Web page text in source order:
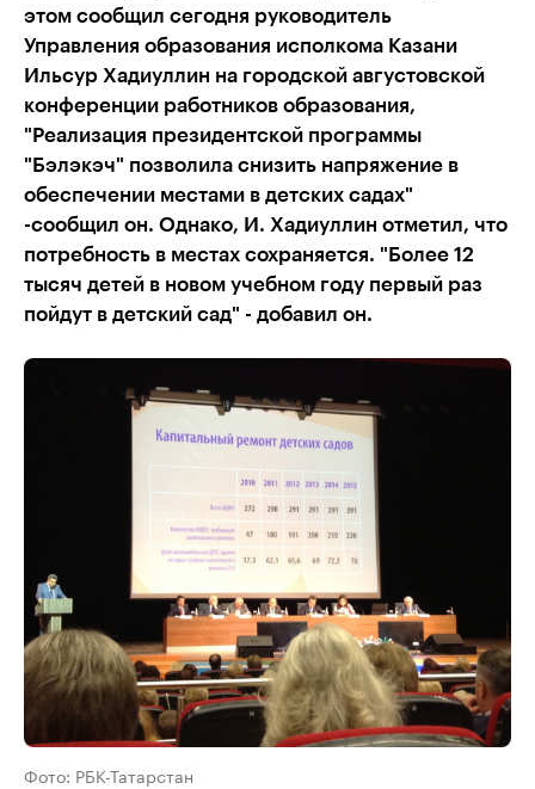
этом сообщил сегодня руководитель
Управления образования исполкома Казани
Ильсур Хадиуллин на городской августовской
конференции работников образования,
"Реализация президентской программы
"Бэлэкэч" позволила снизить напряжение в
обеспечении местами в детских садах"
-сообщил он. Однако, И. Хадиуллин отметил, что
потребность в местах сохраняется. "Более 12
тысяч детей в новом учебном году первый раз
пойдут в детский сад" - добавил он.
Фото: РБК-Татарстан